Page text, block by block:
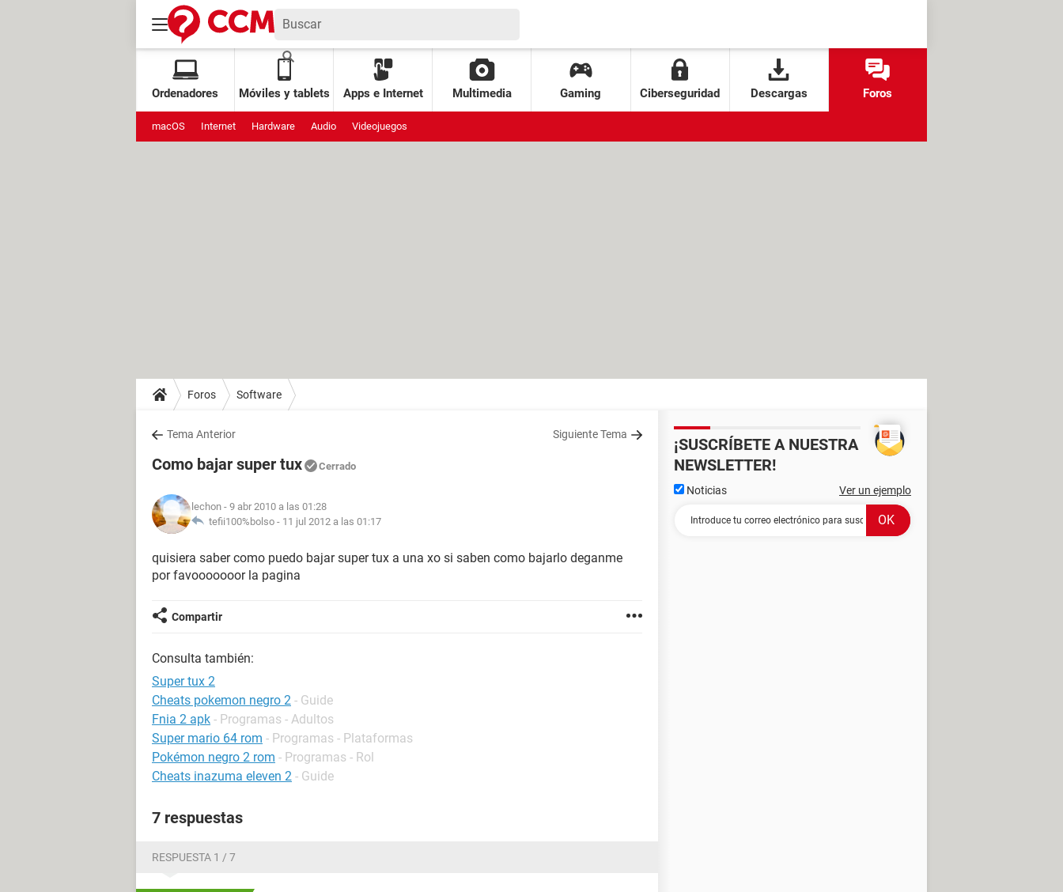
Ordenadores Móviles y tablets Apps e Internet Multimedia Gaming Ciberseguridad Descargas Foros
macOS Internet Hardware Audio Videojuegos
Foros Software
Tema Anterior Siguiente Tema
Como bajar super tux Cerrado
lechon - 9 abr 2010 a las 01:28
tefii100%bolso - 11 jul 2012 a las 01:17
quisiera saber como puedo bajar super tux a una xo si saben como bajarlo deganme
por favooooooor la pagina
Compartir
Consulta también:
Super tux 2
Cheats pokemon negro 2 - Guide
Fnia 2 apk - Programas - Adultos
Super mario 64 rom - Programas - Plataformas
Pokémon negro 2 rom - Programas - Rol
Cheats inazuma eleven 2 - Guide
7 respuestas
RESPUESTA 1 / 7
¡SUSCRÍBETE A NUESTRA
NEWSLETTER!
Noticias Ver un ejemplo